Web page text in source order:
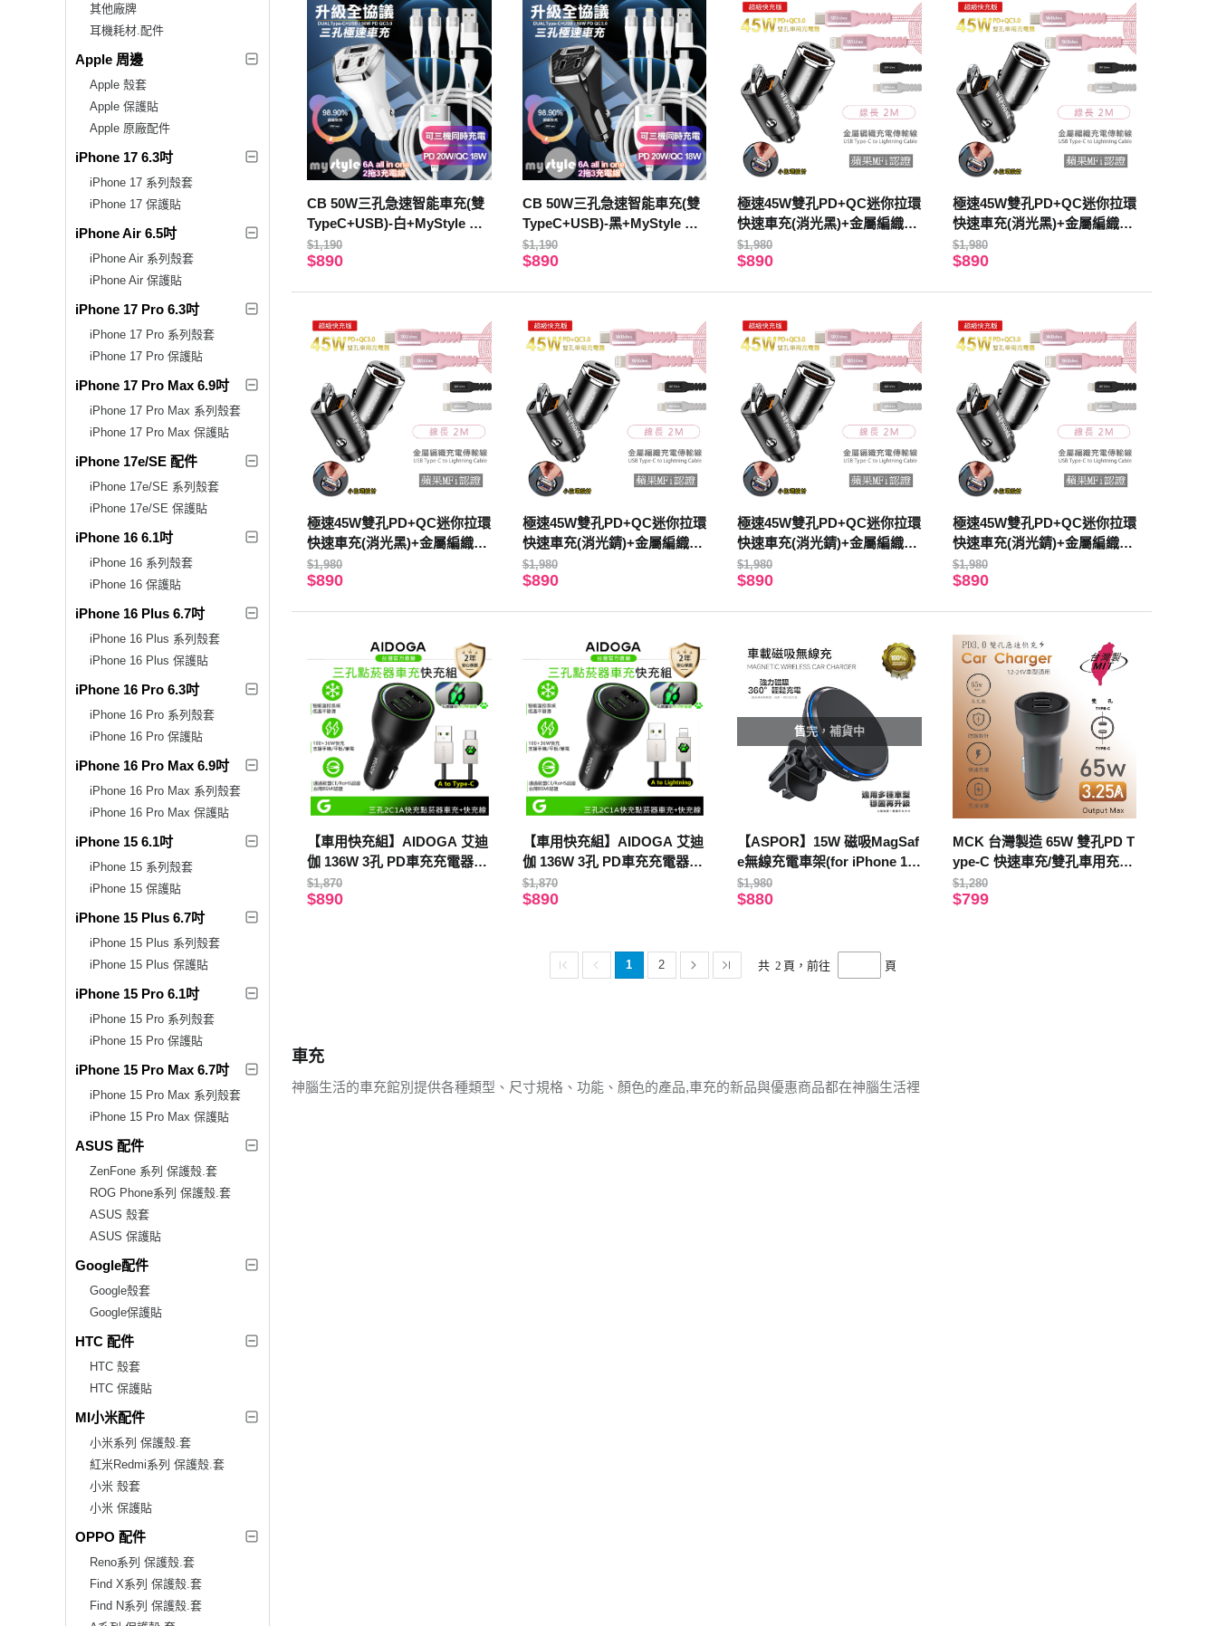
其他廠牌
耳機耗材.配件
Apple 周邊
Apple 殼套
Apple 保護貼
Apple 原廠配件
iPhone 17 6.3吋
iPhone 17 系列殼套
iPhone 17 保護貼
iPhone Air 6.5吋
iPhone Air 系列殼套
iPhone Air 保護貼
iPhone 17 Pro 6.3吋
iPhone 17 Pro 系列殼套
iPhone 17 Pro 保護貼
iPhone 17 Pro Max 6.9吋
iPhone 17 Pro Max 系列殼套
iPhone 17 Pro Max 保護貼
iPhone 17e/SE 配件
iPhone 17e/SE 系列殼套
iPhone 17e/SE 保護貼
iPhone 16 6.1吋
iPhone 16 系列殼套
iPhone 16 保護貼
iPhone 16 Plus 6.7吋
iPhone 16 Plus 系列殼套
iPhone 16 Plus 保護貼
iPhone 16 Pro 6.3吋
iPhone 16 Pro 系列殼套
iPhone 16 Pro 保護貼
iPhone 16 Pro Max 6.9吋
iPhone 16 Pro Max 系列殼套
iPhone 16 Pro Max 保護貼
iPhone 15 6.1吋
iPhone 15 系列殼套
iPhone 15 保護貼
iPhone 15 Plus 6.7吋
iPhone 15 Plus 系列殼套
iPhone 15 Plus 保護貼
iPhone 15 Pro 6.1吋
iPhone 15 Pro 系列殼套
iPhone 15 Pro 保護貼
iPhone 15 Pro Max 6.7吋
iPhone 15 Pro Max 系列殼套
iPhone 15 Pro Max 保護貼
ASUS 配件
ZenFone 系列 保護殼.套
ROG Phone系列 保護殼.套
ASUS 殼套
ASUS 保護貼
Google配件
Google殼套
Google保護貼
HTC 配件
HTC 殼套
HTC 保護貼
MI小米配件
小米系列 保護殼.套
紅米Redmi系列 保護殼.套
小米 殼套
小米 保護貼
OPPO 配件
Reno系列 保護殼.套
Find X系列 保護殼.套
Find N系列 保護殼.套
CB 50W三孔急速智能車充(雙
TypeC+USB)-白+MyStyle 二
出三 6用型快充線-白
$1,190
$890
CB 50W三孔急速智能車充(雙
TypeC+USB)-黑+MyStyle 二
出三 6用型快充線-白
$1,190
$890
極速45W雙孔PD+QC迷你拉環
快速車充(消光黑)+金屬編織P
D快充線/傳輸線(2M)玫瑰金
$1,980
$890
極速45W雙孔PD+QC迷你拉環
快速車充(消光黑)+金屬編織P
D快充線/傳輸線(2M)太空銀
$1,980
$890
極速45W雙孔PD+QC迷你拉環
快速車充(消光黑)+金屬編織P
D快充線/傳輸線(2M)閃耀黑
$1,980
$890
極速45W雙孔PD+QC迷你拉環
快速車充(消光錆)+金屬編織P
D快充線/傳輸線(2M)玫瑰金
$1,980
$890
極速45W雙孔PD+QC迷你拉環
快速車充(消光錆)+金屬編織P
D快充線/傳輸線(2M)太空銀
$1,980
$890
極速45W雙孔PD+QC迷你拉環
快速車充(消光錆)+金屬編織P
D快充線/傳輸線(2M)閃耀黑
$1,980
$890
【車用快充組】AIDOGA 艾迪
伽 136W 3孔 PD車充充電器點
菸器+Type-C充電傳輸線 毛孩
LED
$1,870
$890
【車用快充組】AIDOGA 艾迪
伽 136W 3孔 PD車充充電器點
菸器+Lightning充電傳輸線 毛
孩 LED
$1,870
$890
售完，補貨中
【ASPOR】15W 磁吸MagSaf
e無線充電車架(for iPhone 12-
16 專用)
$1,980
$880
MCK 台灣製造 65W 雙孔PD T
ype-C 快速車充/雙孔車用充電
器(雙孔Type-C)
$1,280
$799
1 2 共 2 頁，前往 頁
車充
神腦生活的車充館別提供各種類型、尺寸規格、功能、顏色的產品,車充的新品與優惠商品都在神腦生活裡